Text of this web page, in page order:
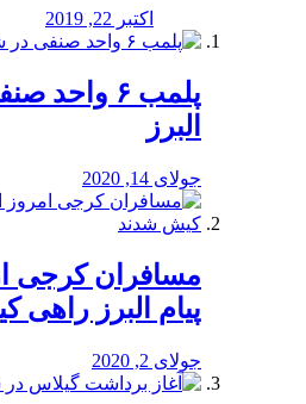
اکتبر 22, 2019
پلمب ۶
البرز
جولای 14, 2020
مسافران کرجی
پیام البرز
جولای 2, 2020